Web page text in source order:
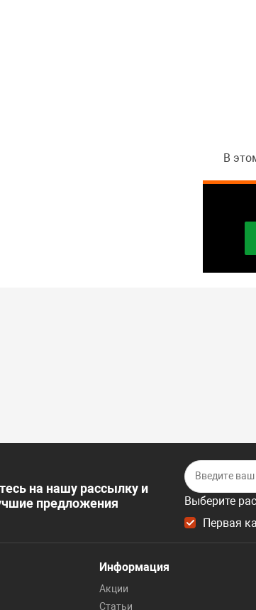
В
на нашу рассылку и
предложения
Выберите
Первая
Информация
Акции
Статьи